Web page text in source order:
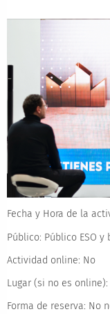
Fecha y Hora de la
Público: Público ESO
Actividad online: No
Lugar (si no es online):
Forma de reserva: No